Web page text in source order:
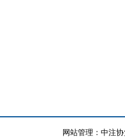
网站管理：中注